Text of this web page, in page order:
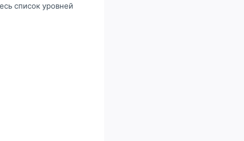
список уровней